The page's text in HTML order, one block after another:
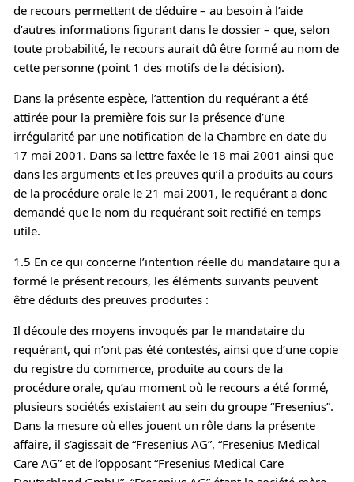
de recours permettent de déduire – au besoin à l’aide
d’autres informations figurant dans le dossier – que, selon
toute probabilité, le recours aurait dû être formé au nom de
cette personne (point 1 des motifs de la décision).
Dans la présente espèce, l’attention du requérant a été
attirée pour la première fois sur la présence d’une
irrégularité par une notification de la Chambre en date du
17 mai 2001. Dans sa lettre faxée le 18 mai 2001 ainsi que
dans les arguments et les preuves qu’il a produits au cours
de la procédure orale le 21 mai 2001, le requérant a donc
demandé que le nom du requérant soit rectifié en temps
utile.
1.5 En ce qui concerne l’intention réelle du mandataire qui a
formé le présent recours, les éléments suivants peuvent
être déduits des preuves produites :
Il découle des moyens invoqués par le mandataire du
requérant, qui n’ont pas été contestés, ainsi que d’une copie
du registre du commerce, produite au cours de la
procédure orale, qu’au moment où le recours a été formé,
plusieurs sociétés existaient au sein du groupe “Fresenius”.
Dans la mesure où elles jouent un rôle dans la présente
affaire, il s’agissait de “Fresenius AG”, “Fresenius Medical
Care AG” et de l’opposant “Fresenius Medical Care